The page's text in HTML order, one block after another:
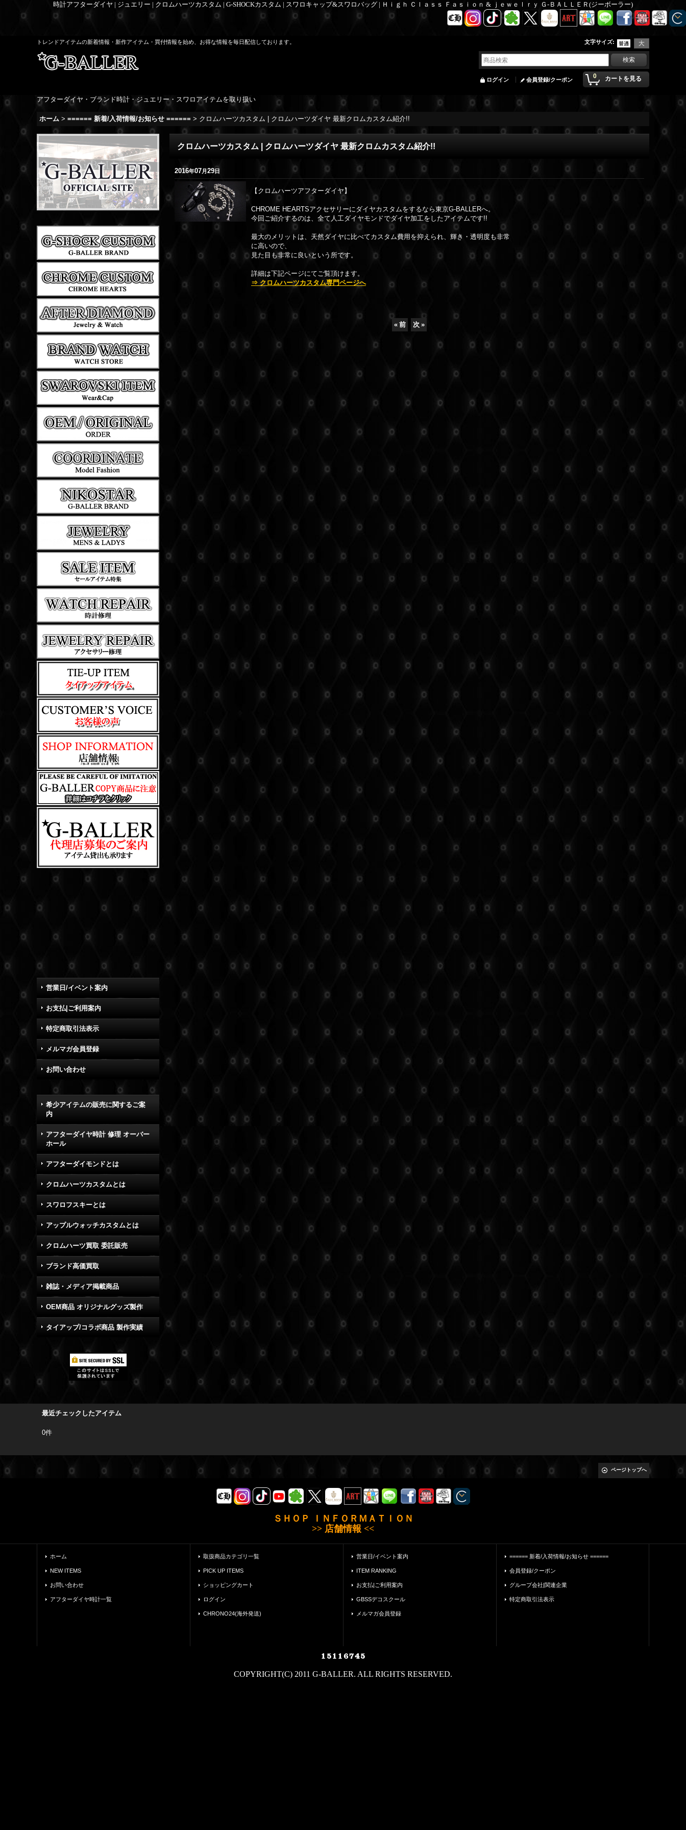
時計アフターダイヤ | ジュエリー | クロムハーツカスタム | G-SHOCKカスタム | スワロキャップ&スワロバッグ | Ｈｉｇｈ Ｃｌａｓｓ Ｆａｓｉｏｎ & ｊｅｗｅｌｒｙ Ｇ-ＢＡＬＬＥＲ(ジーボーラー)
トレンドアイテムの新着情報・新作アイテム・買付情報を始め、お得な情報を毎日配信しております。 文字サイズ:
0 カートを見る
ログイン 会員登録/クーポン
アフターダイヤ・ブランド時計・ジュエリー・スワロアイテムを取り扱い
ホーム > ====== 新着/入荷情報/お知らせ ====== > クロムハーツカスタム | クロムハーツダイヤ 最新クロムカスタム紹介!!
営業日/イベント案内
お支払|ご利用案内
特定商取引法表示
メルマガ会員登録
お問い合わせ
希少アイテムの販売に関するご案
内
アフターダイヤ時計 修理 オーバー
ホール
アフターダイモンドとは
クロムハーツカスタムとは
スワロフスキーとは
アップルウォッチカスタムとは
クロムハーツ買取 委託販売
ブランド高価買取
雑誌・メディア掲載商品
OEM商品 オリジナルグッズ製作
タイアップ/コラボ商品 製作実績
クロムハーツカスタム | クロムハーツダイヤ 最新クロムカスタム紹介!!
2016年07月29日
【クロムハーツアフターダイヤ】
CHROME HEARTSアクセサリーにダイヤカスタムをするなら東京G-BALLERへ。
今回ご紹介するのは、全て人工ダイヤモンドでダイヤ加工をしたアイテムです!!
最大のメリットは、天然ダイヤに比べてカスタム費用を抑えられ、輝き・透明度も非常
に高いので、
見た目も非常に良いという所です。
詳細は下記ページにてご覧頂けます。
⇒ クロムハーツカスタム専門ページへ
« 前 次 »
最近チェックしたアイテム
0件
ページトップへ
ＳＨＯＰ ＩＮＦＯＲＭＡＴＩＯＮ
>> 店舗情報 <<
ホーム
NEW ITEMS
お問い合わせ
アフターダイヤ時計一覧
取扱商品カテゴリ一覧
PICK UP ITEMS
ショッピングカート
ログイン
CHRONO24(海外発送)
営業日/イベント案内
ITEM RANKING
お支払|ご利用案内
GBSSデコスクール
メルマガ会員登録
====== 新着/入荷情報/お知らせ ======
会員登録/クーポン
グループ会社|関連企業
特定商取引法表示
COPYRIGHT(C) 2011 G-BALLER. ALL RIGHTS RESERVED.